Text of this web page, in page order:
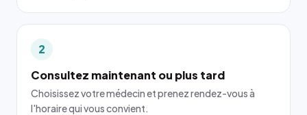
2
Consultez maintenant ou plus tard
Choisissez votre médecin et prenez rendez-vous à
l'horaire qui vous convient.